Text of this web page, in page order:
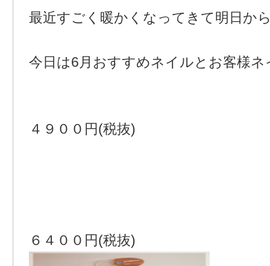
最近すごく暖かくなってきて明日か
今日は6月おすすめネイルとお客様
４９００円(税抜)
６４００円(税抜)